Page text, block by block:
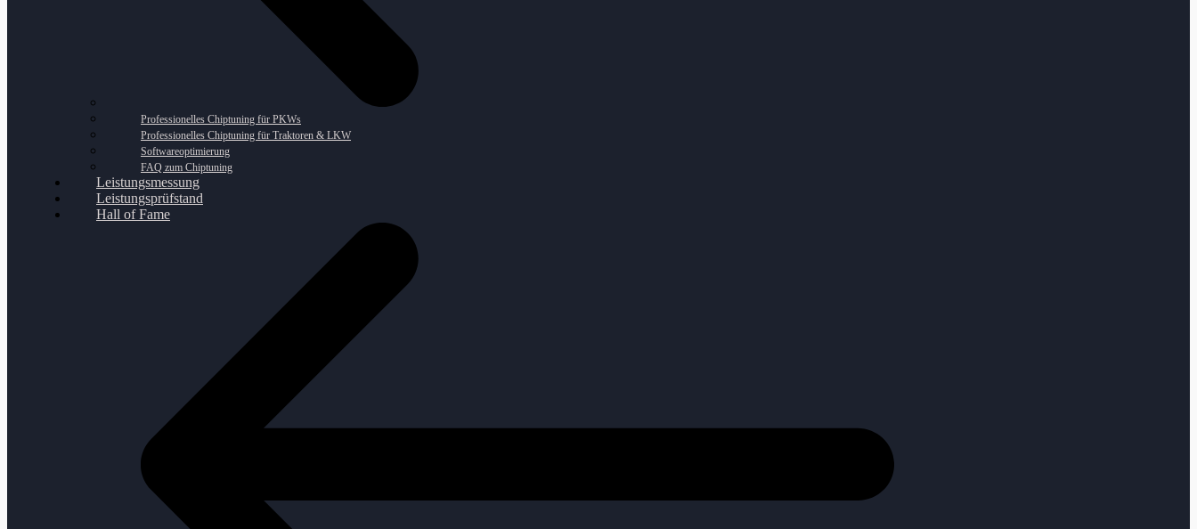
Professionelles Chiptuning für PKWs
Professionelles Chiptuning für Traktoren & LKW
Softwareoptimierung
FAQ zum Chiptuning
Leistungsmessung
Leistungsprüfstand
Hall of Fame